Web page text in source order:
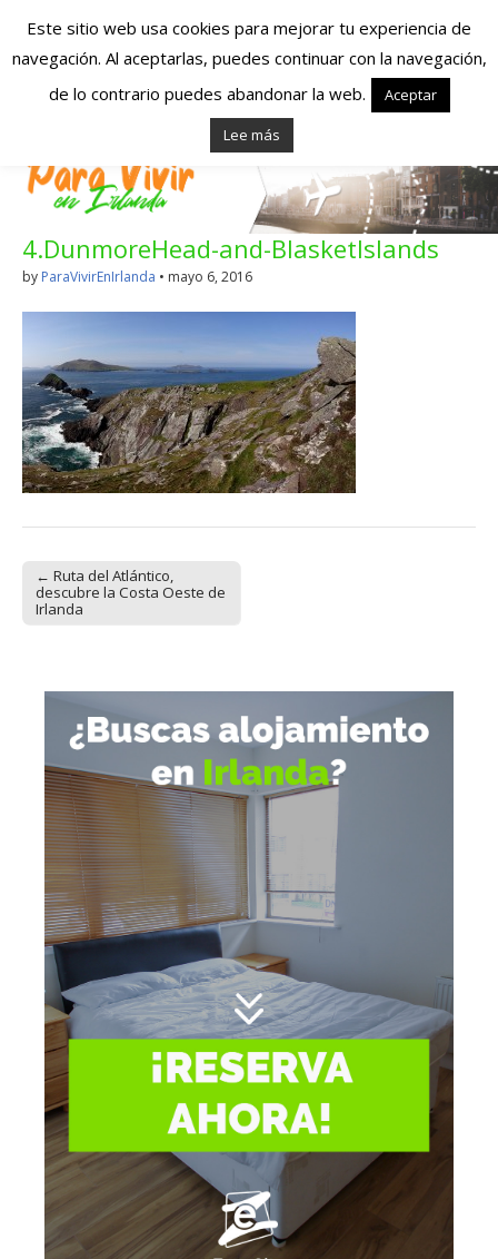
Españoles en
Irlanda – Vivir en
Irlanda – Trabajo
en Irlanda –
Alojamiento en
Irlanda
Blog dedicado a los que viven, estudian y trabajan en
Irlanda!
4.DunmoreHead-and-BlasketIslands
by ParaVivirEnIrlanda • mayo 6, 2016
Post navigation
← Ruta del Atlántico,
descubre la Costa Oeste de
Irlanda
Este sitio web usa cookies para mejorar tu experiencia de
navegación. Al aceptarlas, puedes continuar con la navegación,
de lo contrario puedes abandonar la web.
Aceptar
Lee más